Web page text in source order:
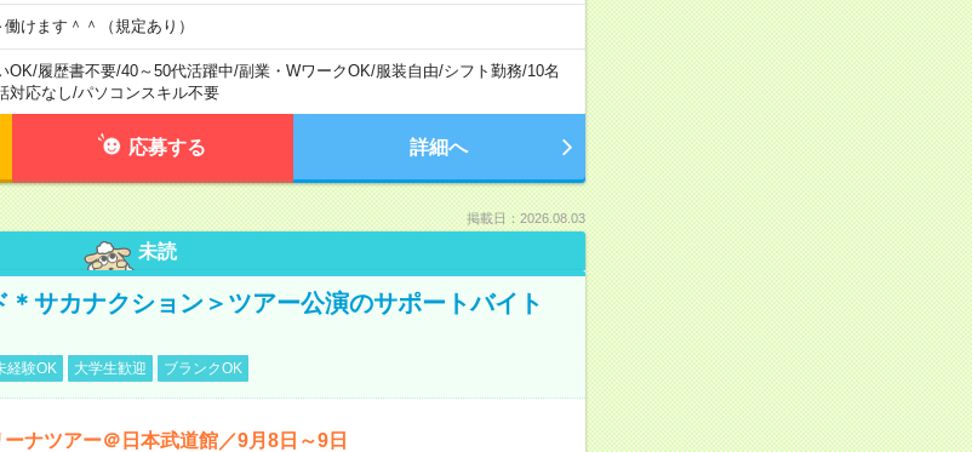
けます＾＾（規定あり）
OK/履歴書不要/40～50代活躍中/副業・WワークOK/服装自由/シフト勤務/10名
対応なし/パソコンスキル不要
応募する 詳細へ
掲載日：2026.08.03
未読
＊サカナクション＞ツアー公演のサポートバイト
経験OK 大学生歓迎 ブランクOK
ナツアー＠日本武道館／9月8日～9日